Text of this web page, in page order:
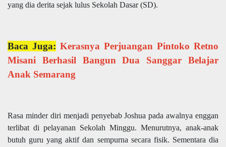
yang dia derita sejak lulus Sekolah Dasar (SD).
Baca Juga: Kerasnya Perjuangan Pintoko Retno
Misani Berhasil Bangun Dua Sanggar Belajar
Anak Semarang
Rasa minder diri menjadi penyebab Joshua pada awalnya enggan
terlibat di pelayanan Sekolah Minggu. Menurutnya, anak-anak
butuh guru yang aktif dan sempurna secara fisik. Sementara dia